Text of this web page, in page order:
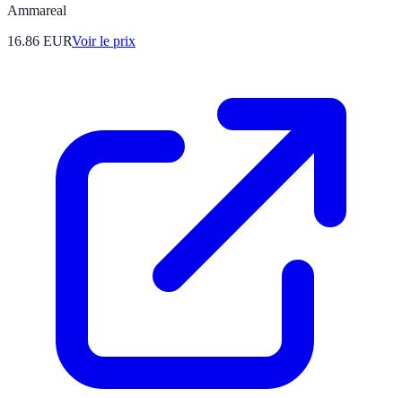
Ammareal
16.86 EURVoir le prix